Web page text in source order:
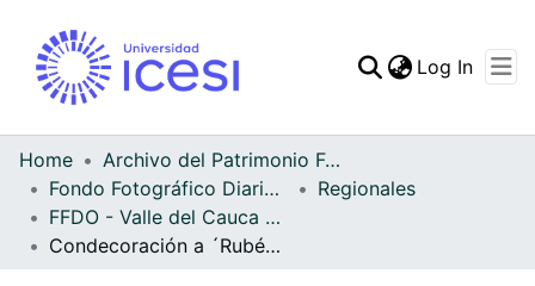
Statistics
Log In
Home
Archivo del Patrimonio Fotográfico y Fílmico del Valle del Cauca
Fondo Fotográfico Diario Occidente
Regionales
FFDO - Valle del Cauca - Patrimonial
Condecoración a ´Rubén Grimberg Alurralde, con la Orden Independiente Vallecaucana.